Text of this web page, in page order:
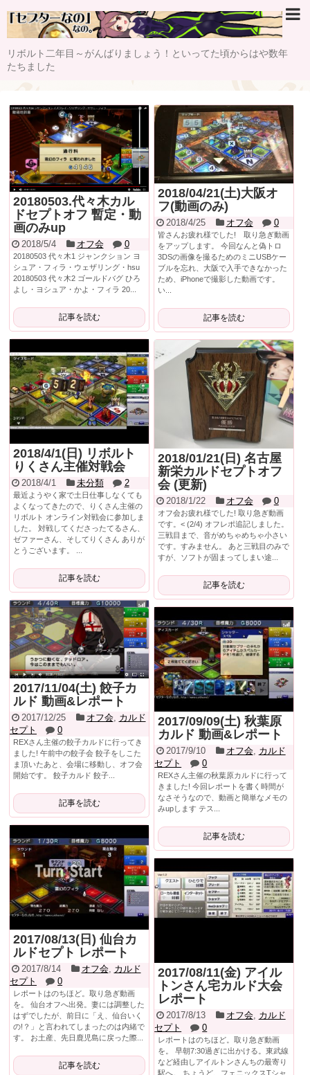
リボルト二年目～がんばりましょう！といってた頃からはや数年
たちました
20180503.代々木カル
ドセプトオフ 暫定・動
画のみup
2018/5/4 オフ会 0
20180503 代々木1 ジャンクション ヨ
シュア・フィラ・ウェザリング・hsu
20180503 代々木2 ゴールドバグ ひろ
よし・ヨシュア・かよ・フィラ 20...
記事を読む
2018/04/21(土)大阪オ
フ(動画のみ)
2018/4/25 オフ会 0
皆さんお疲れ様でした! 取り急ぎ動画
をアップします。 今回なんと偽トロ
3DSの画像を撮るためのミニUSBケー
ブルを忘れ、大阪で入手できなかった
ため、iPhoneで撮影した動画です。
い...
記事を読む
2018/4/1(日) リボルト
りくさん主催対戦会
2018/4/1 未分類 2
最近ようやく家で土日仕事しなくても
よくなってきたので、りくさん主催の
リボルト オンライン対戦会に参加しま
した。 対戦してくださったてるさん、
ゼファーさん、そしてりくさん ありが
とうございます。 ...
記事を読む
2018/01/21(日) 名古屋
新栄カルドセプトオフ
会 (更新)
2018/1/22 オフ会 0
オフ会お疲れ様でした! 取り急ぎ動画
です。< (2/4) オフレポ追記しました。
三戦目まで、音がめちゃめちゃ小さい
です。すみません。 あと三戦目のみで
すが、ソフトが固まってしまい途...
記事を読む
2017/11/04(土) 餃子カ
ルド 動画&レポート
2017/12/25 オフ会, カルド
セプト
0
REXさん主催の餃子カルドに行ってき
ました! 午前中の餃子会 餃子をしこた
ま頂いたあと、会場に移動し、オフ会
開始です。 餃子カルド 餃子...
記事を読む
2017/09/09(土) 秋葉原
カルド 動画&レポート
2017/9/10 オフ会, カルド
セプト
0
REXさん主催の秋葉原カルドに行って
きました! 今回レポートを書く時間が
なさそうなので、動画と簡単なメモの
みupします テス...
記事を読む
2017/08/13(日) 仙台カ
ルドセプト レポート
2017/8/14 オフ会, カルド
セプト
0
レポートはのちほど。取り急ぎ動画
を。 仙台オフへ出発。妻には調整した
はずでしたが、前日に「え、仙台いく
の!？」と言われてしまったのは内緒で
す。 お土産、先日鹿児島に戻った際...
記事を読む
2017/08/11(金) アイル
トンさん宅カルド大会
レポート
2017/8/13 オフ会, カルド
セプト
0
レポートはのちほど。取り急ぎ動画
を。 早朝7:30過ぎに出かける。東武線
など経由しアイルトンさんちの最寄り
駅へ。 ちょうど、フェニックスTシャ